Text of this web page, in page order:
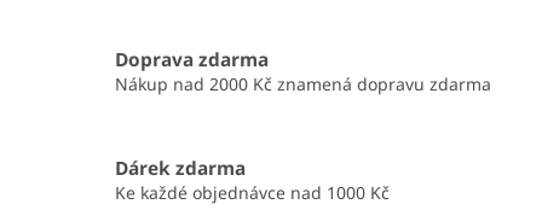
Doprava zdarma
Nákup nad 2000 Kč znamená dopravu zdarma
Dárek zdarma
Ke každé objednávce nad 1000 Kč